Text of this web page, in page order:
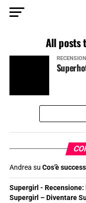
All posts
Andrea su Cos’è
Supergirl -
Supergirl – Diventare